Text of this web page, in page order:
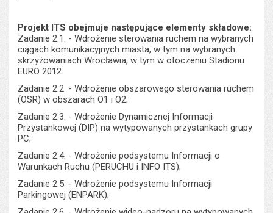
Projekt ITS obejmuje następujące elementy składowe:
Zadanie 2.1. - Wdrożenie sterowania ruchem na wybranych
ciągach komunikacyjnych miasta, w tym na wybranych
skrzyżowaniach Wrocławia, w tym w otoczeniu Stadionu
EURO 2012.
Zadanie 2.2. - Wdrożenie obszarowego sterowania ruchem
(OSR) w obszarach O1 i O2;
Zadanie 2.3. - Wdrożenie Dynamicznej Informacji
Przystankowej (DIP) na wytypowanych przystankach grupy
PC;
Zadanie 2.4. - Wdrożenie podsystemu Informacji o
Warunkach Ruchu (PERUCHU i INFO ITS);
Zadanie 2.5. - Wdrożenie podsystemu Informacji
Parkingowej (ENPARK);